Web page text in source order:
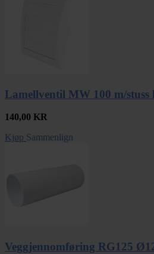
Lamellventil MW 100 m/stuss
140,00 KR
Kjøp Sammenlign
Veggjennomføring RG125